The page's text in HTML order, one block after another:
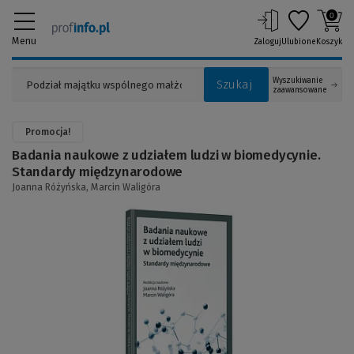
Menu
Szukaj
Wyszukiwanie
zaawansowane
ZalogujUlubione
0
Koszyk
Promocja!
Badania naukowe z udziałem ludzi w biomedycynie.
Standardy międzynarodowe
Joanna Różyńska, Marcin Waligóra